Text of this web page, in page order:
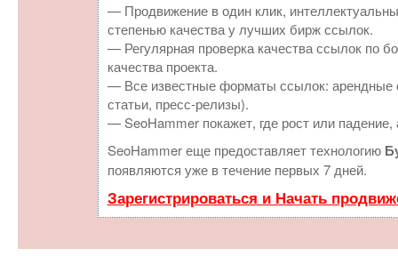
— Продвижение в один клик,
степенью качества у лучших бирж ссылок.
— Регулярная проверка качества ссылок по
качества проекта.
— Все известные форматы ссылок: арендные
статьи, пресс-релизы).
— SeoHammer покажет, где рост или
SeoHammer еще предоставляет технологию
появляются уже в течение первых 7 дней.
Зарегистрироваться и Начать